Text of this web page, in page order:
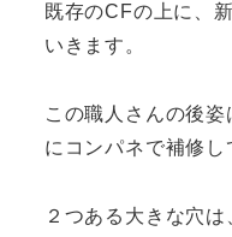
既存のCFの上に、
いきます。
この職人さんの後
にコンパネで補修し
２つある大きな穴